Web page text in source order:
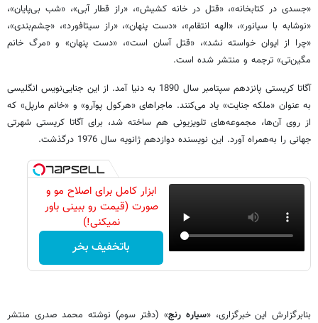
«جسدی در کتابخانه»، «قتل در خانه‌ کشیش»، «راز قطار آبی»، «شب بی‌پایان»،
«نوشابه با سیانور»، «الهه‌ انتقام»، «دست پنهان»، «راز سیتافورد»، ‌«چشم‌بندی»،
«چرا از ایوان خواسته نشد»، «قتل آسان است»، «دست پنهان» و «مرگ خانم
مگین‌تی» ترجمه و منتشر شده است.
آگاتا کریستی پانزدهم سپتامبر سال 1890 به دنیا آمد. از این جنایی‌نویس انگلیسی
به عنوان «ملکه‌ جنایت» یاد می‌کنند. ماجراهای «هر‌کول پوآرو» و «خانم ‌مارپل» که
از روی آن‌ها، مجموعه‌های تلویزیونی هم ساخته شد، برای آگاتا کریستی شهرتی
جهانی را به‌همراه آورد. این نویسنده دوازدهم ژانویه سال 1976 در‌گذشت.
ابزار کامل برای اصلاح مو و
صورت (قیمت رو ببینی باور
نمیکنی!)
باتخفیف بخر
بنابرگزارش این خبرگزاری، «سیاره رنج» (دفتر سوم) نوشته محمد صدری منتشر